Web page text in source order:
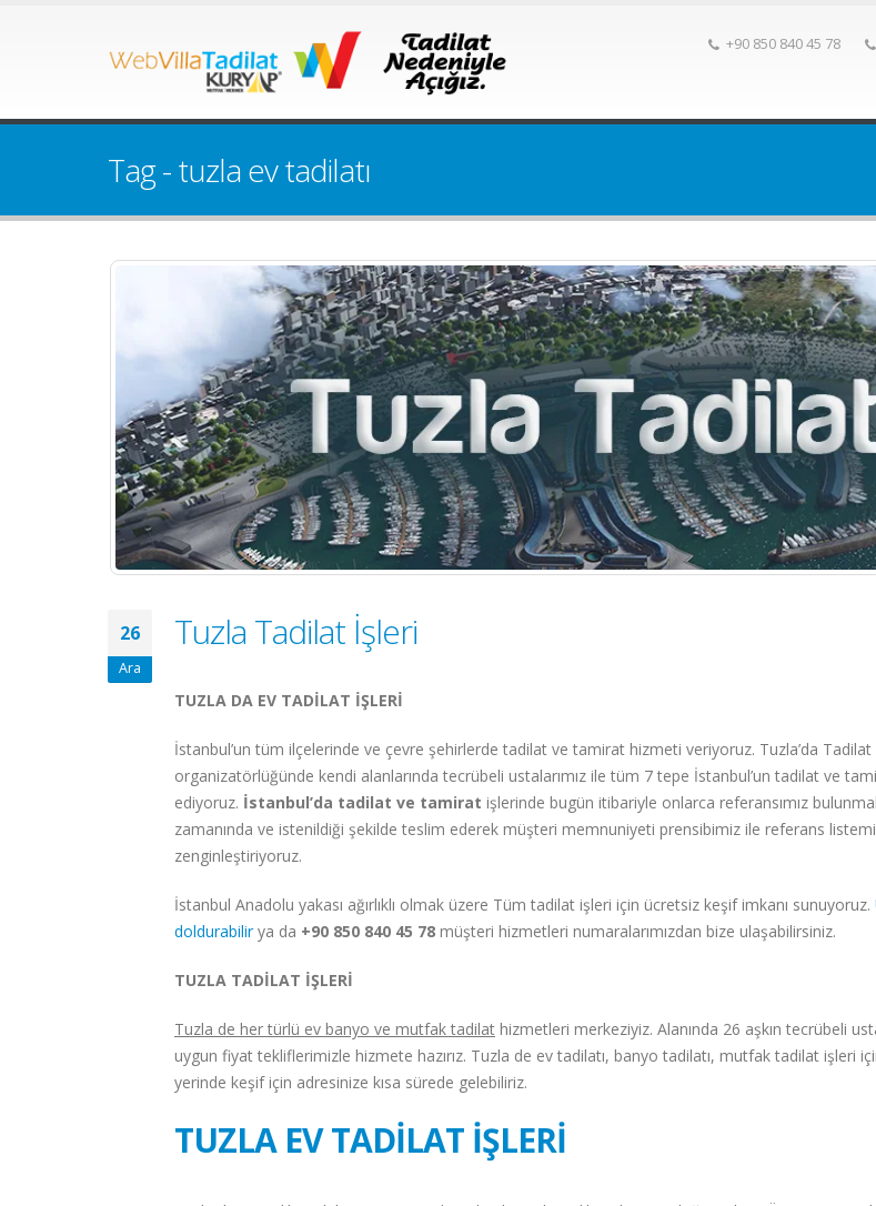
+90 850 840 45 78
Tag - tuzla ev tadilatı
26
Ara
Tuzla Tadilat İşleri
TUZLA DA EV TADİLAT İŞLERİ
İstanbul’un tüm ilçelerinde ve çevre şehirlerde tadilat ve tamirat hizmeti veriyoruz. Tuzla’da Tadilat
organizatörlüğünde kendi alanlarında tecrübeli ustalarımız ile tüm 7 tepe İstanbul’un tadilat ve
ediyoruz. İstanbul’da tadilat ve tamirat işlerinde bugün itibariyle onlarca referansımız
zamanında ve istenildiği şekilde teslim ederek müşteri memnuniyeti prensibimiz ile referans
zenginleştiriyoruz.
İstanbul Anadolu yakası ağırlıklı olmak üzere Tüm tadilat işleri için ücretsiz keşif imkanı sunuyoruz.
doldurabilirya da +90 850 840 45 78 müşteri hizmetleri numaralarımızdan bize ulaşabilirsiniz.
TUZLA TADİLAT İŞLERİ
Tuzla de her türlü ev banyo ve mutfak tadilat hizmetleri merkeziyiz. Alanında 26 aşkın tecrübeli
uygun fiyat tekliflerimizle hizmete hazırız. Tuzla de ev tadilatı, banyo tadilatı, mutfak tadilat işleri
yerinde keşif için adresinize kısa sürede gelebiliriz.
TUZLA EV TADİLAT İŞLERİ